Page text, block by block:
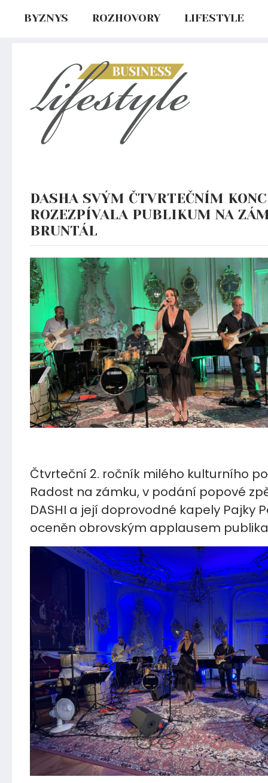
BYZNYS ROZHOVORY LIFESTYLE
DASHA SVÝM ČTVRTEČNÍM
ROZEZPÍVALA PUBLIKUM NA
BRUNTÁL
Čtvrteční 2. ročník milého kulturního
Radost na zámku, v podání popové
DASHI a její doprovodné kapely Pajky
oceněn obrovským applausem